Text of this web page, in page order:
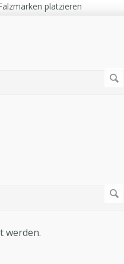
platzieren
werden.